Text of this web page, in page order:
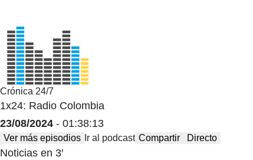
Crónica 24/7
1x24: Radio Colombia
23/08/2024 - 01:38:13
Ver más episodios Ir al podcast Compartir Directo
Noticias en 3′